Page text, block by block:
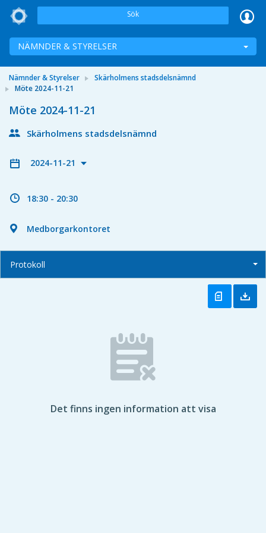
Sök
NÄMNDER & STYRELSER
Nämnder & Styrelser
Skärholmens stadsdelsnämnd
Möte 2024-11-21
Möte 2024-11-21
Skärholmens stadsdelsnämnd
2024-11-21
18:30 - 20:30
Medborgarkontoret
Protokoll
Det finns ingen information att visa